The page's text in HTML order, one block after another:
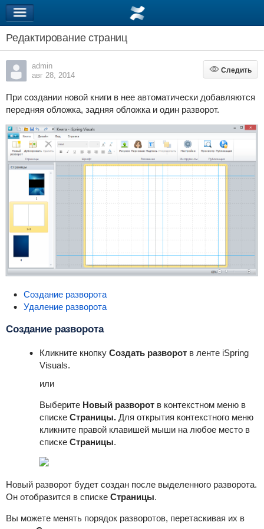
Редактирование страниц
admin
авг 28, 2014
Следить
Следить
При создании новой книги в нее автоматически добавляются
передняя обложка, задняя обложка и один разворот.
Создание разворота
Удаление разворота
Создание разворота
Кликните кнопку Создать разворотв ленте iSpring
Visuals.
или
Выберите Новый разворотв контекстном меню в
списке Страницы.Для открытия контекстного меню
кликните правой клавишей мыши на любое место в
списке Страницы.
Новый разворот будет создан после выделенного разворота.
Он отобразится в списке Страницы.
Вы можете менять порядок разворотов, перетаскивая их в